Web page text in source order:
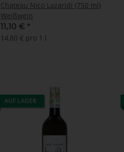
Chateau Nico Lazaridi (750 ml)
Weißwein
11,10 € *
14,80 € pro 1 l
AUF LAGER